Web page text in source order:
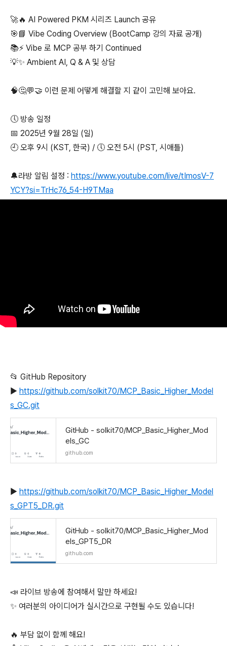
🚀🔥 AI Powered PKM 시리즈 Launch 공유
🎯📘 Vibe Coding Overview (BootCamp 강의 자료 공개)
📚⚡ Vibe 로 MCP 공부 하기 Continued
💡✨ Ambient AI, Q & A 및 상담
🧠🤔💬🤝 이런 문제 어떻게 해결할 지 같이 고민해 보아요.
🕔 방송 일정
📅 2025년 9월 28일 (일)
🕘 오후 9시 (KST, 한국) / 🕔 오전 5시 (PST, 시애틀)
🔔라방 알림 설정 : https://www.youtube.com/live/tImosV-7
YCY?si=TrHc76_54-H9TMaa
📂 GitHub Repository
▶️ https://github.com/solkit70/MCP_Basic_Higher_Model
s_GC.git
GitHub - solkit70/MCP_Basic_Higher_Mod
els_GC
github.com
▶️ https://github.com/solkit70/MCP_Basic_Higher_Model
s_GPT5_DR.git
GitHub - solkit70/MCP_Basic_Higher_Mod
els_GPT5_DR
github.com
📣 라이브 방송에 참여해서 말만 하세요!
✨ 여러분의 아이디어가 실시간으로 구현될 수도 있습니다!
🔥 부담 없이 함께 해요!